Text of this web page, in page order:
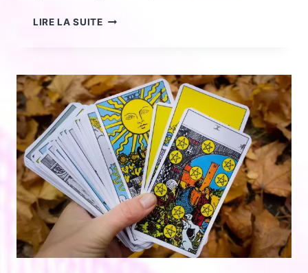
LIRE LA SUITEL’ART
CARTES
AU
TAROT